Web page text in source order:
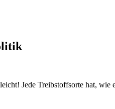
Jede Treibstoffsorte hat,